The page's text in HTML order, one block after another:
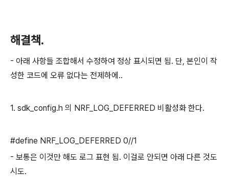
해결책.
- 아래 사항들 조합해서 수정하여 정상 표시되면 됨. 단, 본인이 작
성한 코드에 오류 없다는 전제하에..
1. sdk_config.h 의 NRF_LOG_DEFERRED 비활성화 한다.
#define NRF_LOG_DEFERRED 0//1
- 보통은 이것만 해도 로그 표현 됨. 이걸로 안되면 아래 다른 것도
시도.